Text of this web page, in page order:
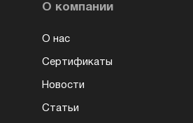
О компании
О нас
Сертификаты
Новости
Статьи